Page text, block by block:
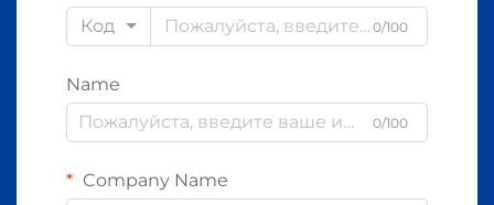
Код
0/100
Name
0/100
Company Name